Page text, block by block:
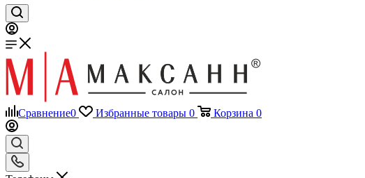
Сравнение0 Избранные товары 0 Корзина 0